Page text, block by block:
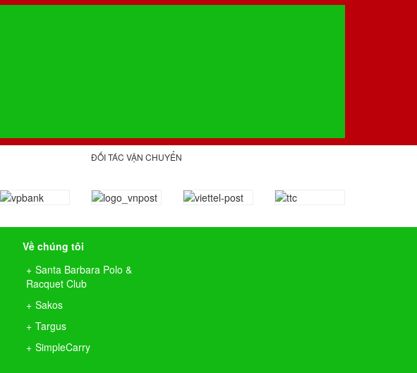
ĐỐI TÁC VẬN CHUYỂN
Về chúng tôi
Santa Barbara Polo &
Racquet Club
Sakos
Targus
SimpleCarry